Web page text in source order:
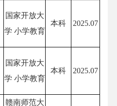
国家开放大
学 小学教育
本科 2025.07
国家开放大
学 小学教育
本科 2025.07
赣南师范大